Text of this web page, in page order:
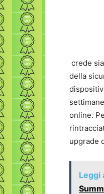
crede
della
online.
upgrade
Leggi